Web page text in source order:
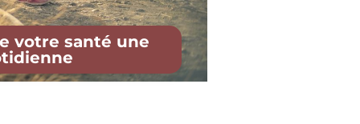
votre santé une